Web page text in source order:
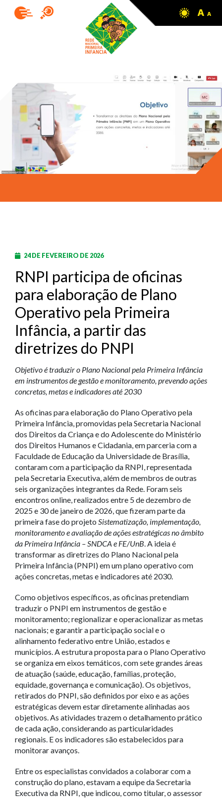
24 DE FEVEREIRO DE 2026
RNPI participa de oficinas
para elaboração de Plano
Operativo pela Primeira
Infância, a partir das
diretrizes do PNPI
Objetivo é traduzir o Plano Nacional pela Primeira Infância
em instrumentos de gestão e monitoramento, prevendo ações
concretas, metas e indicadores até 2030
As oficinas para elaboração do Plano Operativo pela
Primeira Infância, promovidas pela Secretaria Nacional
dos Direitos da Criança e do Adolescente do Ministério
dos Direitos Humanos e Cidadania, em parceria com a
Faculdade de Educação da Universidade de Brasília,
contaram com a participação da RNPI, representada
pela Secretaria Executiva, além de membros de outras
seis organizações integrantes da Rede. Foram seis
encontros online, realizados entre 5 de dezembro de
2025 e 30 de janeiro de 2026, que fizeram parte da
primeira fase do projeto Sistematização, implementação,
monitoramento e avaliação de ações estratégicas no âmbito
da Primeira Infância – SNDCA e FE/UnB. A ideia é
transformar as diretrizes do Plano Nacional pela
Primeira Infância (PNPI) em um plano operativo com
ações concretas, metas e indicadores até 2030.
Como objetivos específicos, as oficinas pretendiam
traduzir o PNPI em instrumentos de gestão e
monitoramento; regionalizar e operacionalizar as metas
nacionais; e garantir a participação social e o
alinhamento federativo entre União, estados e
municípios. A estrutura proposta para o Plano Operativo
se organiza em eixos temáticos, com sete grandes áreas
de atuação (saúde, educação, famílias, proteção,
equidade, governança e comunicação). Os objetivos,
retirados do PNPI, são definidos por eixo e as ações
estratégicas devem estar diretamente alinhadas aos
objetivos. As atividades trazem o detalhamento prático
de cada ação, considerando as particularidades
regionais. E os indicadores são estabelecidos para
monitorar avanços.
Entre os especialistas convidados a colaborar com a
construção do plano, estavam a equipe da Secretaria
Executiva da RNPI, que indicou, como titular, o assessor